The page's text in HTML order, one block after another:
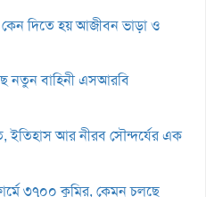
দিতে হয় আজীবন ভাড়া ও
নতুন বাহিনী এসআরবি
ইতিহাস আর নীরব সৌন্দর্যের এক
৩৭০০ কুমির, কেমন চলছে